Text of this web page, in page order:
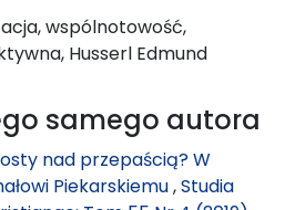
wspólnotowość,
Husserl Edmund
samego autora
nad przepaścią? W
Piekarskiemu,Studia